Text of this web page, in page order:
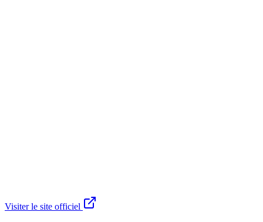
Visiter le site officiel